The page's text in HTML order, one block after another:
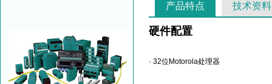
产品特点 技术资料
硬件配置
· 32位Motorola处理器